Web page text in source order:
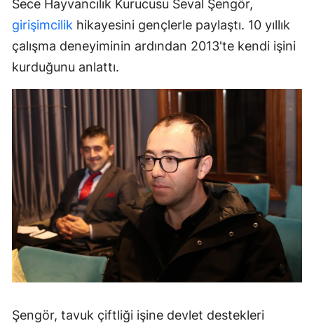
Sece Hayvancılık Kurucusu Seval Şengör,
girişimcilik hikayesini gençlerle paylaştı. 10 yıllık
çalışma deneyiminin ardından 2013'te kendi işini
kurduğunu anlattı.
Şengör, tavuk çiftliği işine devlet destekleri